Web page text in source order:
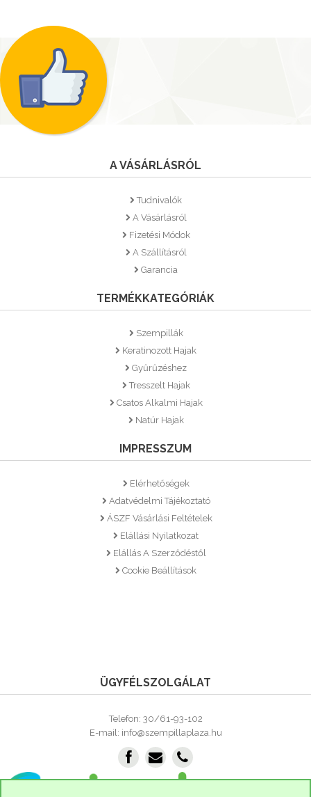
A VÁSÁRLÁSRÓL
Tudnivalók
A Vásárlásról
Fizetési Módok
A Szállításról
Garancia
TERMÉKKATEGÓRIÁK
Szempillák
Keratinozott Hajak
Gyűrűzéshez
Tresszelt Hajak
Csatos Alkalmi Hajak
Natúr Hajak
IMPRESSZUM
Elérhetőségek
Adatvédelmi Tájékoztató
ÁSZF Vásárlási Feltételek
Elállási Nyilatkozat
Elállás A Szerződéstől
Cookie Beállítások
ÜGYFÉLSZOLGÁLAT
Telefon: 30/61-93-102
E-mail: info@szempillaplaza.hu